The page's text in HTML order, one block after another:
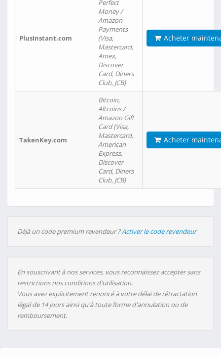
PlusInstant.com
Perfect
Money /
Amazon
Payments
(Visa,
Mastercard,
Amex,
Discover
Card, Diners
Club, JCB)
Acheter
TakenKey.com
Bitcoin,
Altcoins /
Amazon Gift
Card (Visa,
Mastercard,
American
Express,
Discover
Card, Diners
Club, JCB)
Acheter
Déjà un code premium revendeur ?Activer le code revendeur
En souscrivant à nos services, vous reconnaissez accepter sans
restrictions nos conditions d'utilisation.
Vous avez explicitement renoncé à votre délai de rétractation
légal de 14 jours ainsi qu'à toute forme d'annulation ou de
remboursement.